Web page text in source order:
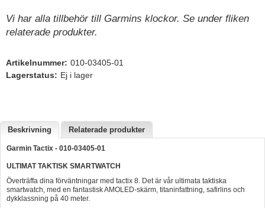
Humminbird
Simrad
Båttillbehör
Victron - Batteriladdare
CTEK - Batteriladdare
Kamasa Tools - Verktyg
Vi har alla tillbehör till Garmins klockor. Se under fliken
relaterade produkter.
Artikelnummer: 010-03405-01
Lagerstatus: Ej i lager
Beskrivning Relaterade produkter
Garmin Tactix - 010-03405-01
ULTIMAT TAKTISK SMARTWATCH
Överträffa dina förväntningar med tactix 8. Det är vår ultimata taktiska
smartwatch, med en fantastisk AMOLED-skärm, titaninfattning, safirlins och
dykklassning på 40 meter.